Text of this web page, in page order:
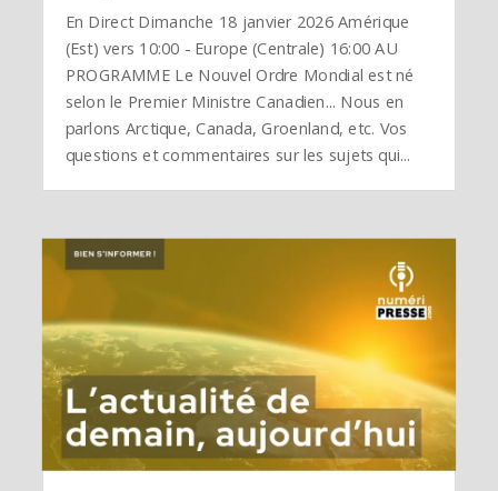
En Direct Dimanche 18 janvier 2026 Amérique
(Est) vers 10:00 - Europe (Centrale) 16:00 AU
PROGRAMME Le Nouvel Ordre Mondial est né
selon le Premier Ministre Canadien... Nous en
parlons Arctique, Canada, Groenland, etc. Vos
questions et commentaires sur les sujets qui...